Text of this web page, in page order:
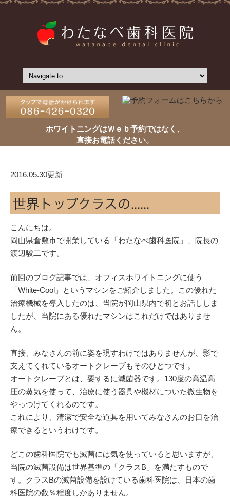
ホワイトニングはＷｅｂ予約ではなく、
直接お電話ください。
2016.05.30更新
世界トップクラスの......
こんにちは。
岡山県倉敷市で開業している「わたなべ歯科医院」、院長の
渡辺駿二です。
前回のブログ記事では、オフィスホワイトニングに使う
「White-Cool」というマシンをご紹介しました。この優れた
治療機械を導入したのは、当院が岡山県内で初とお話ししま
したが、当院にある優れたマシンはこれだけではありませ
ん。
直接、みなさんの前に姿を現すわけではありませんが、影で
支えてくれているオートクレーブもそのひとつです。
オートクレーブとは、要するに滅菌器です。130度の高温高
圧の蒸気を使って、治療に使う器具や機材についた微生物を
やっつけてくれるのです。
これにより、清潔で安全な道具を用いてみなさんのお口を治
療できるというわけです。
どこの歯科医院でも滅菌には気を使っていると思いますが、
当院の滅菌設備は世界基準の「クラスB」を満たすもので
す。クラスBの滅菌設備を設けている歯科医院は、日本の歯
科医院の数％程度しかありません。